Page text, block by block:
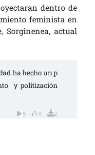
dentro de
feminista en
Sorginenea, actual
ha hecho un p
y politización
5 0 2